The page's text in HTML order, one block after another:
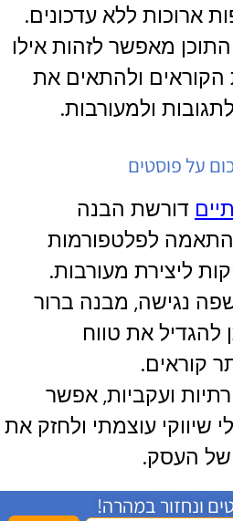
ארוכות ללא עדכונים.
התוכן מאפשר לזהות אילו
הקוראים ולהתאים את
ולמעורבות.
על פוסטים
דורשת הבנה
לפלטפורמות
ליצירת מעורבות.
נגישה, מבנה ברור
להגדיל את טווח
קוראים.
ועקביות, אפשר
שיווקי עוצמתי ולחזק את
של העסק.
ונחזור במהרה!